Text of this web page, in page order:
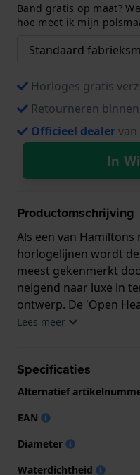
Band gratis op maat?
hoe meet ik mijn
Horloges gratis
Retourneren
Officieel dealer
In
Productomschrijving
Als een van
horlogelijnen wordt
meest gekenmerkt
neigend naar luxe in
ontwerp. De 'Open
wijzerplaat die
horloge ook zijn
enkele van de robijnen
wijzerplaat zelf is
opgelegde
Lees meer
Specificaties
Alternatief
EAN
Diameter
Waterdichtheid